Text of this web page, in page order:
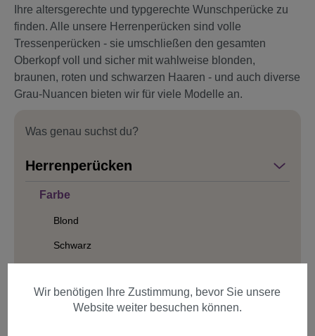
Was genau suchst du?
Herrenperücken
Farbe
Blond
Schwarz
Rot
Ihre altersgerechte und typgerechte Wunschperücke zu
finden. Alle unsere Herrenperücken sind volle
Tressenperücken - sie umschließen den gesamten
Oberkopf voll und sicher mit wahlweise blonden,
braunen, roten und schwarzen Haaren - und auch diverse
Grau-Nuancen bieten wir für viele Modelle an.
Wir benötigen Ihre Zustimmung, bevor Sie unsere
Website weiter besuchen können.